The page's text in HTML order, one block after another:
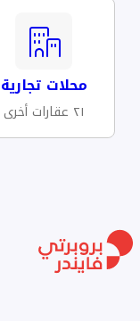
محلات تجارية
٢١ عقارات أخرى